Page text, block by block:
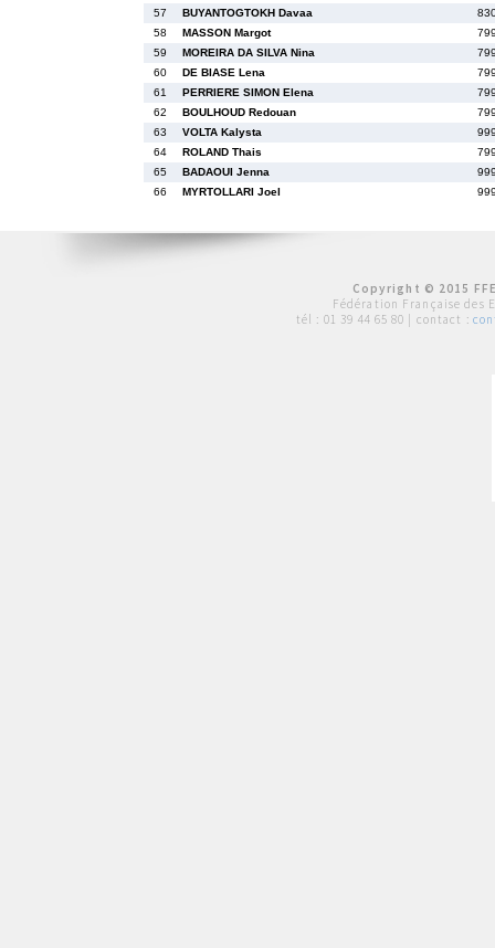
57
BUYANTOGTOKH Davaa
58
MASSON Margot
59
MOREIRA DA SILVA Nina
60
DE BIASE Lena
61
PERRIERE SIMON Elena
62
BOULHOUD Redouan
63
VOLTA Kalysta
64
ROLAND Thais
65
BADAOUI Jenna
66
MYRTOLLARI Joel
Copyright © 2015
Fédération Française des
tél : 01 39 44 65 80 | contact :